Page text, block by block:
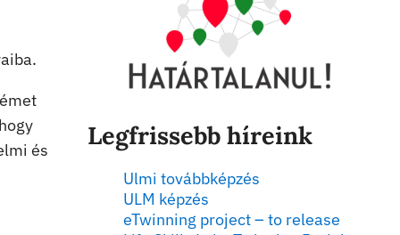
és
Legfrissebb híreink
Ulmi továbbképzés
ULM képzés
eTwinning project – to release